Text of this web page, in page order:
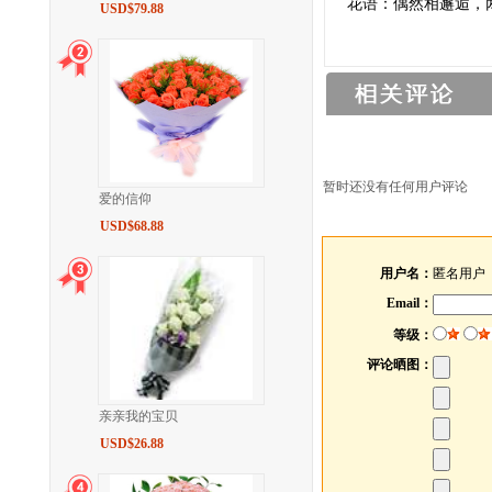
USD$79.88
爱的信仰
USD$68.88
亲亲我的宝贝
USD$26.88
花语：偶然相邂逅，
暂时还没有任何用户评论
用户名： 匿名用户
Email：
等级：
评论晒图：